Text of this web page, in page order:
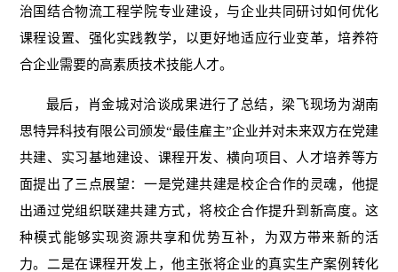
治国结合物流工程学院专业建设，与企业共同研讨如何优化
课程设置、强化实践教学，以更好地适应行业变革，培养符
合企业需要的高素质技术技能人才。
最后，肖金城对洽谈成果进行了总结，梁飞现场为湖南
思特异科技有限公司颁发“最佳雇主”企业并对未来双方在党建
共建、实习基地建设、课程开发、横向项目、人才培养等方
面提出了三点展望：一是党建共建是校企合作的灵魂，他提
出通过党组织联建共建方式，将校企合作提升到新高度。这
种模式能够实现资源共享和优势互补，为双方带来新的活
力。二是在课程开发上，他主张将企业的真实生产案例转化